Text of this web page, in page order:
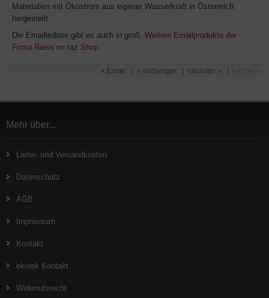
Materialien mit Ökostrom aus eigener Wasserkraft in Österreich
hergestellt.
Die Emailledose gibt es auch in groß. Weitere Emailprodukte der
Firma Riess im taz Shop
« Erster « vorheriger nächster »
Mehr über...
Liefer- und Versandkosten
Datenschutz
AGB
Impressum
Kontakt
ekiosk Kontakt
Widerrufsrecht